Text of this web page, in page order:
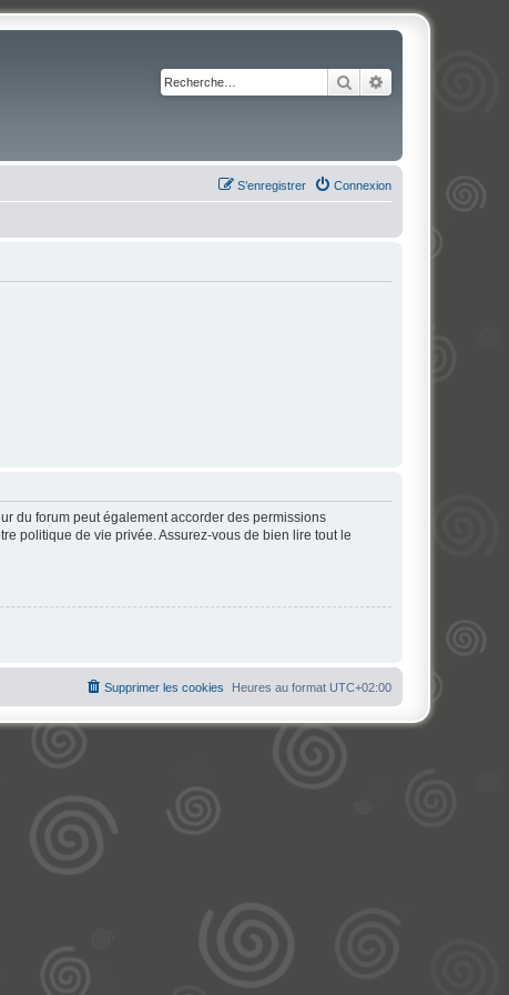
Rechercher
Connexion
S’enregistrer
du forum peut également accorder des permissions
politique de vie privée. Assurez-vous de bien lire tout le
Heures au format UTC+02:00
Supprimer les cookies